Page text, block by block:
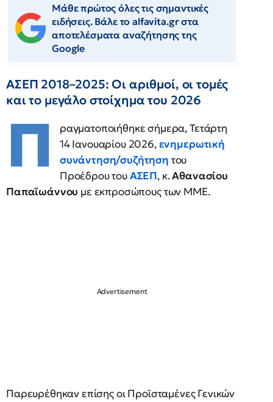
Μάθε πρώτος όλες τις σημαντικές
ειδήσεις. Βάλε το alfavita.gr στα
αποτελέσματα αναζήτησης της
Google
ΑΣΕΠ 2018–2025: Οι αριθμοί, οι τομές
και το μεγάλο στοίχημα του 2026
Π
ραγματοποιήθηκε σήμερα, Τετάρτη
14 Ιανουαρίου 2026,ενημερωτική
συνάντηση/συζήτηση του
Προέδρου τουΑΣΕΠ, κ.Αθανασίου
Παπαϊωάννου με εκπροσώπους των ΜΜΕ.
Παρευρέθηκαν επίσης οι Προϊσταμένες Γενικών